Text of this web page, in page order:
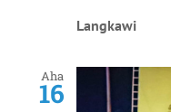
Langkawi
Aha
16